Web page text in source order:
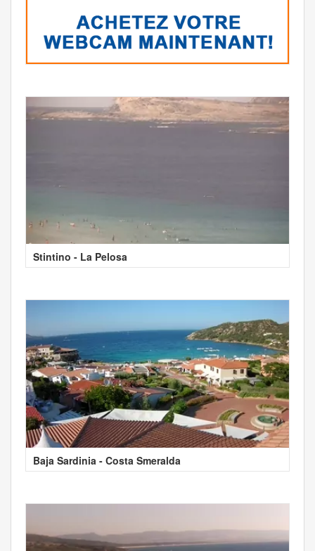
Stintino - La Pelosa
Baja Sardinia - Costa Smeralda